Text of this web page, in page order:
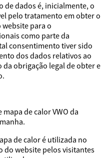
de dados é, inicialmente, o
pelo tratamento em obter o
para o
como parte da
consentimento tiver sido
dos dados relativos ao
obrigação legal de obter e
de calor VWO da
de calor é utilizada no
do website pelos visitantes